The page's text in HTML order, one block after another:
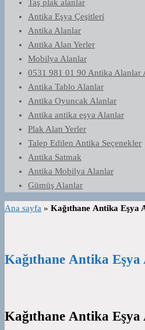
Taş plak alanlar
Antika Eşya Çeşitleri
Antika Alanlar
Antika Alan Yerler
Mobilya Alanlar
0531 981 01 90 Antika Alanlar
Antika Tablo Alanlar
Antika Oyuncak Alanlar
Antika antika eşya Alanlar
Plak Alan Yerler
Talep Edilen Antika Seçenekler
Antika Satmak
Antika Mobilya Alanlar
Gümüş Alanlar
Ana sayfa » Kağıthane Antika Eşya
Kağıthane Antika
Kağıthane Antika